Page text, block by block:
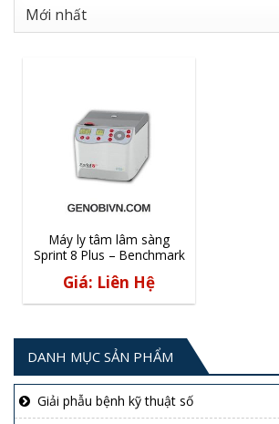
Máy ly tâm lâm sàng
Sprint 8 Plus – Benchmark
Giá: Liên Hệ
DANH MỤC SẢN PHẨM
Giải phẫu bệnh kỹ thuật số